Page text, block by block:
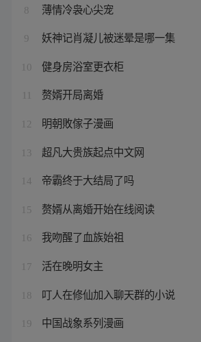
8 薄情冷袅心尖宠
9 妖神记肖凝儿被迷晕是哪一集
10 健身房浴室更衣柜
赘婿开局离婚
12 明朝敗傢子漫画
13 超凡大贵族起点中文网
14 帝霸终于大结局了吗
15 赘婿从离婚开始在线阅读
16 我吻醒了血族始祖
17 活在晚明女主
18 叮人在修仙加入聊天群的小说
19 中国战象系列漫画